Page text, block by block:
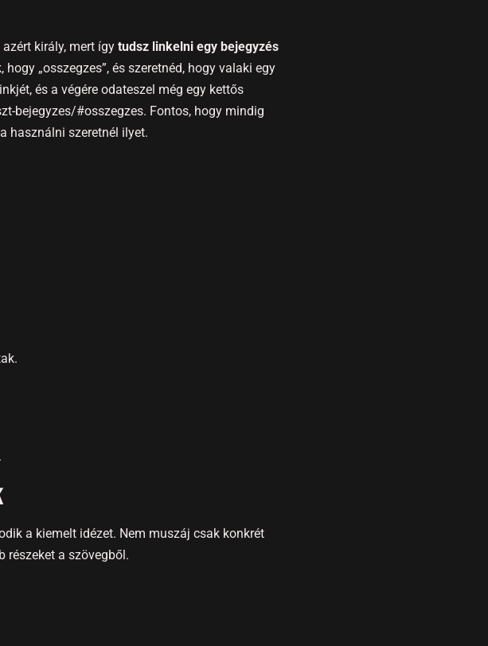
azért király, mert így tudsz linkelni egy bejegyzés
„osszegzes”, és szeretnéd, hogy valaki egy
és a végére odateszel még egy kettős
bejegyzes/#osszegzes. Fontos, hogy mindig
használni szeretnél ilyet.
a kiemelt idézet. Nem muszáj csak konkrét
részeket a szövegből.